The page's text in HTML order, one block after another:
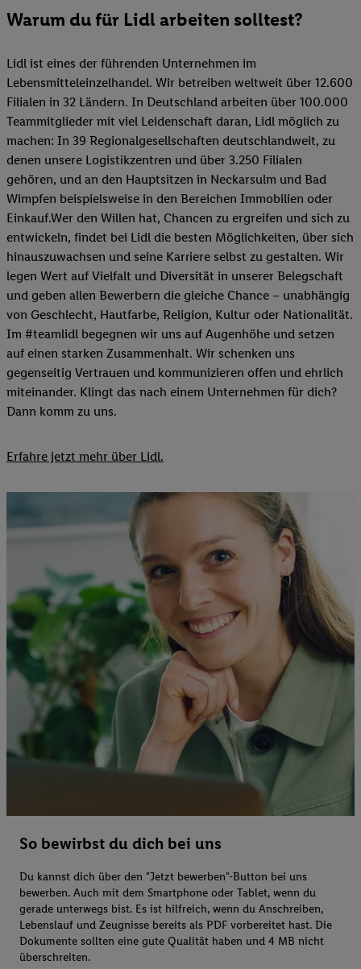
Warum du für Lidl arbeiten solltest?
Lidl ist eines der führenden Unternehmen im
Lebensmitteleinzelhandel. Wir betreiben weltweit über 12.600
Filialen in 32 Ländern. In Deutschland arbeiten über 100.000
Teammitglieder mit viel Leidenschaft daran, Lidl möglich zu
machen: In 39 Regionalgesellschaften deutschlandweit, zu
denen unsere Logistikzentren und über 3.250 Filialen
gehören, und an den Hauptsitzen in Neckarsulm und Bad
Wimpfen beispielsweise in den Bereichen Immobilien oder
Einkauf.Wer den Willen hat, Chancen zu ergreifen und sich zu
entwickeln, findet bei Lidl die besten Möglichkeiten, über sich
hinauszuwachsen und seine Karriere selbst zu gestalten. Wir
legen Wert auf Vielfalt und Diversität in unserer Belegschaft
und geben allen Bewerbern die gleiche Chance – unabhängig
von Geschlecht, Hautfarbe, Religion, Kultur oder Nationalität.
Im #teamlidl begegnen wir uns auf Augenhöhe und setzen
auf einen starken Zusammenhalt. Wir schenken uns
gegenseitig Vertrauen und kommunizieren offen und ehrlich
miteinander. Klingt das nach einem Unternehmen für dich?
Dann komm zu uns.​
Erfahre jetzt mehr über Lidl.
So bewirbst du dich bei uns
Du kannst dich über den "Jetzt bewerben"-Button bei uns
bewerben. Auch mit dem Smartphone oder Tablet, wenn du
gerade unterwegs bist. Es ist hilfreich, wenn du Anschreiben,
Lebenslauf und Zeugnisse bereits als PDF vorbereitet hast. Die
Dokumente sollten eine gute Qualität haben und 4 MB nicht
überschreiten.